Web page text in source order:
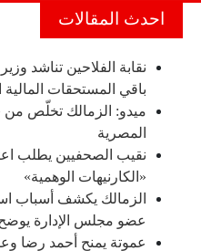
احدث المقالات
نقابة الفلاحين تناشد
باقي المستحقات
ميدو: الزمالك تخلّص من
المصرية
نقيب الصحفيين يطلب
«الكارنيهات الوهمية»
عضو مجلس الإدارة يوضح
عموتة يمنح أحمد رضا